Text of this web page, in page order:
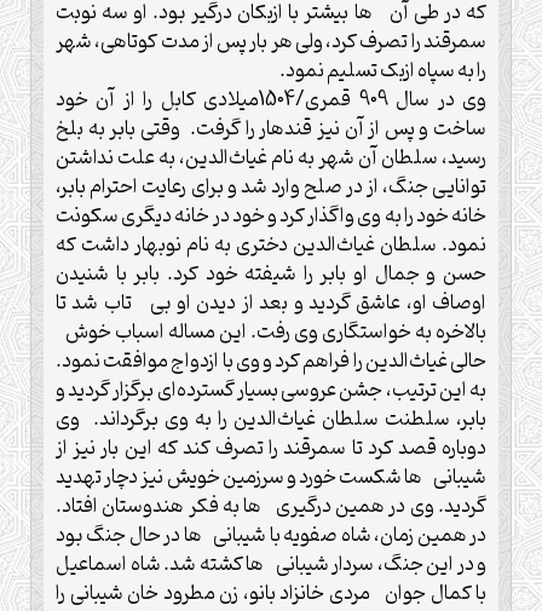
که در طی آن ها بیشتر با ازبکان درگیر بود. او سه نوبت
سمرقند را تصرف کرد، ولی هر بار پس از مدت کوتاهی، شهر
را به سپاه ازبک تسلیم نمود.
وی در سال 909 قمری/1504میلادی کابل را از آن خود
ساخت و پس از آن نیز قندهار را گرفت. وقتی بابر به بلخ
رسید، سلطان آن شهر به نام غیاث‌الدین، به علت نداشتن
توانایی جنگ، از در صلح وارد شد و برای رعایت احترام بابر،
خانه خود را به وی واگذار کرد و خود در خانه دیگری سکونت
نمود. سلطان غیاث‌الدین دختری به نام نوبهار داشت که
حسن و جمال او بابر را شیفته خود کرد. بابر با شنیدن
اوصاف او، عاشق گردید و بعد از دیدن او بی تاب شد تا
بالاخره به خواستگاری وی رفت. این مساله اسباب خوش
حالی غیاث‌الدین را فراهم کرد و وی با ازدواج موافقت نمود.
به این ترتیب، جشن عروسی بسیار گسترده‌ای برگزار گردید و
بابر، سلطنت سلطان غیاث‌الدین را به وی برگرداند. وی
دوباره قصد کرد تا سمرقند را تصرف کند که این بار نیز از
شیبانی ها شکست خورد و سرزمین خویش نیز دچار تهدید
گردید. وی در همین درگیری ها به فکر هندوستان افتاد.
در همین زمان، شاه صفویه با شیبانی ها در حال جنگ بود
و در این جنگ، سردار شیبانی ها کشته شد. شاه اسماعیل
با کمال جوان مردی خانزاد بانو، زن مطرود خان شیبانی را